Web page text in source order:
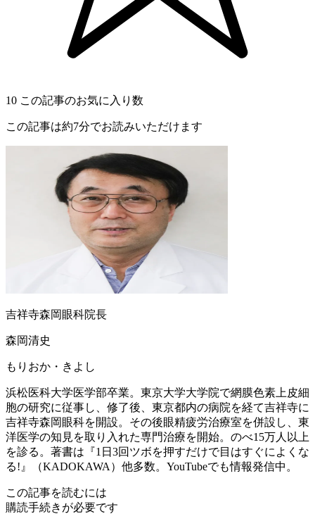
10 この記事のお気に入り数
この記事は約7分でお読みいただけます
吉祥寺森岡眼科院長
森岡清史
もりおか・きよし
浜松医科大学医学部卒業。東京大学大学院で網膜色素上皮細
胞の研究に従事し、修了後、東京都内の病院を経て吉祥寺に
吉祥寺森岡眼科を開設。その後眼精疲労治療室を併設し、東
洋医学の知見を取り入れた専門治療を開始。のべ15万人以上
を診る。著書は『1日3回ツボを押すだけで目はすぐによくな
る!』（KADOKAWA）他多数。YouTubeでも情報発信中。
この記事を読むには
購読手続きが必要です